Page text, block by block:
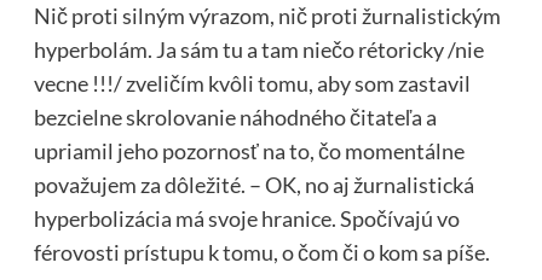
Nič proti silným výrazom, nič proti žurnalistickým
hyperbolám. Ja sám tu a tam niečo rétoricky /nie
vecne !!!/ zveličím kvôli tomu, aby som zastavil
bezcielne skrolovanie náhodného čitateľa a
upriamil jeho pozornosť na to, čo momentálne
považujem za dôležité. – OK, no aj žurnalistická
hyperbolizácia má svoje hranice. Spočívajú vo
férovosti prístupu k tomu, o čom či o kom sa píše.